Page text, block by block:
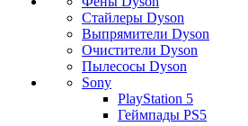
Стайлеры Dyson
Выпрямители Dyson
Очистители Dyson
Пылесосы Dyson
Sony
PlayStation 5
Геймпады PS5